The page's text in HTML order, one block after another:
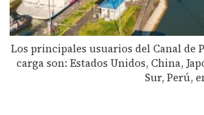
Los principales usuarios del Canal de
carga son: Estados Unidos, China,
Sur, Perú,